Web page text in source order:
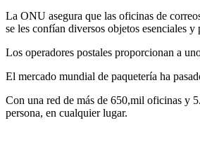
La ONU asegura que las oficinas de
se les confían diversos objetos esenciales
Los operadores postales proporcionan a
El mercado mundial de paquetería ha
Con una red de más de 650,mil oficinas y
persona, en cualquier lugar.